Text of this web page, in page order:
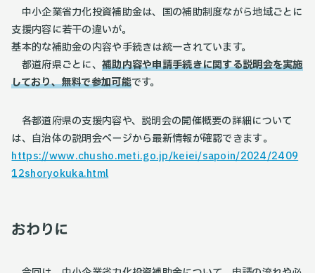
中小企業省力化投資補助金は、国の補助制度ながら地域ごとに
支援内容に若干の違いが。
基本的な補助金の内容や手続きは統一されています。
都道府県ごとに、補助内容や申請手続きに関する説明会を実施
しており、無料で参加可能です。
各都道府県の支援内容や、説明会の開催概要の詳細について
は、自治体の説明会ページから最新情報が確認できます​。
https://www.chusho.meti.go.jp/keiei/sapoin/2024/2409
12shoryokuka.html
おわりに